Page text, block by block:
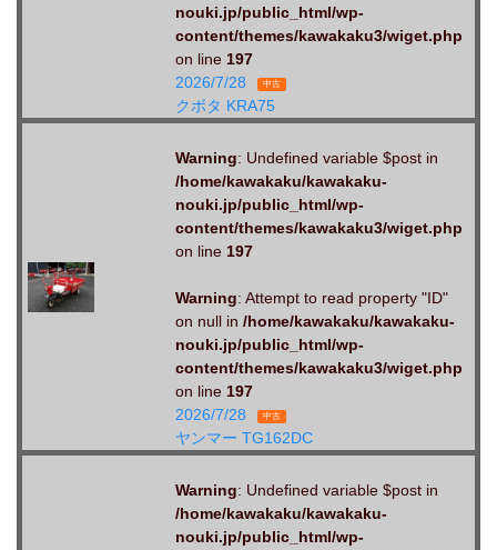
nouki.jp/public_html/wp-
content/themes/kawakaku3/wiget.php
on line 197
2026/7/28
中古
クボタ KRA75
Warning: Undefined variable $post in
/home/kawakaku/kawakaku-
nouki.jp/public_html/wp-
content/themes/kawakaku3/wiget.php
on line 197
Warning: Attempt to read property "ID"
on null in /home/kawakaku/kawakaku-
nouki.jp/public_html/wp-
content/themes/kawakaku3/wiget.php
on line 197
2026/7/28
中古
ヤンマー TG162DC
Warning: Undefined variable $post in
/home/kawakaku/kawakaku-
nouki.jp/public_html/wp-